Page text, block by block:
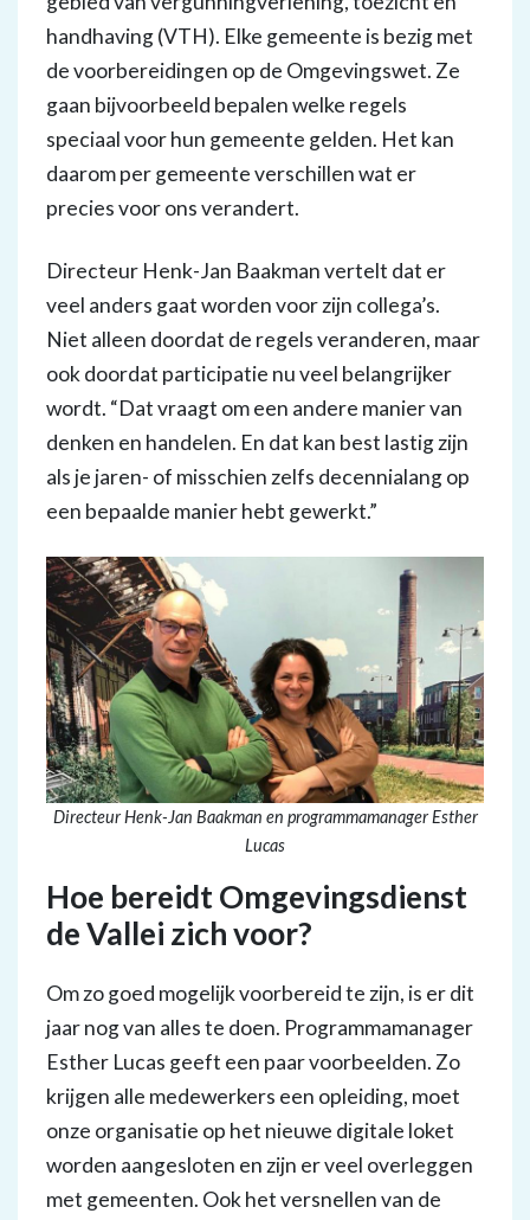
handhaving (VTH). Elke gemeente is bezig met
de voorbereidingen op de Omgevingswet. Ze
gaan bijvoorbeeld bepalen welke regels
speciaal voor hun gemeente gelden. Het kan
daarom per gemeente verschillen wat er
precies voor ons verandert.
Directeur Henk-Jan Baakman vertelt dat er
veel anders gaat worden voor zijn collega’s.
Niet alleen doordat de regels veranderen, maar
ook doordat participatie nu veel belangrijker
wordt. “Dat vraagt om een andere manier van
denken en handelen. En dat kan best lastig zijn
als je jaren- of misschien zelfs decennialang op
een bepaalde manier hebt gewerkt.”
Directeur Henk-Jan Baakman en programmamanager Esther
Lucas
Hoe bereidt Omgevingsdienst
de Vallei zich voor?
Om zo goed mogelijk voorbereid te zijn, is er dit
jaar nog van alles te doen. Programmamanager
Esther Lucas geeft een paar voorbeelden. Zo
krijgen alle medewerkers een opleiding, moet
onze organisatie op het nieuwe digitale loket
worden aangesloten en zijn er veel overleggen
met gemeenten. Ook het versnellen van de